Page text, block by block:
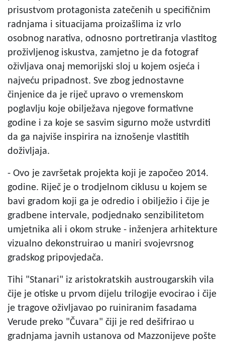
prisustvom protagonista zatečenih u specifičnim
radnjama i situacijama proizašlima iz vrlo
osobnog narativa, odnosno portretiranja vlastitog
proživljenog iskustva, zamjetno je da fotograf
oživljava onaj memorijski sloj u kojem osjeća i
najveću pripadnost. Sve zbog jednostavne
činjenice da je riječ upravo o vremenskom
poglavlju koje obilježava njegove formativne
godine i za koje se sasvim sigurno može ustvrditi
da ga najviše inspirira na iznošenje vlastitih
doživljaja.
- Ovo je završetak projekta koji je započeo 2014.
godine. Riječ je o trodjelnom ciklusu u kojem se
bavi gradom koji ga je odredio i obilježio i čije je
gradbene intervale, podjednako senzibilitetom
umjetnika ali i okom struke - inženjera arhitekture
vizualno dekonstruirao u maniri svojevrsnog
gradskog pripovjedača.
Tihi "Stanari" iz aristokratskih austrougarskih vila
čije je otiske u prvom dijelu trilogije evocirao i čije
je tragove oživljavao po ruiniranim fasadama
Verude preko "Čuvara" čiji je red dešifrirao u
gradnjama javnih ustanova od Mazzonijeve pošte